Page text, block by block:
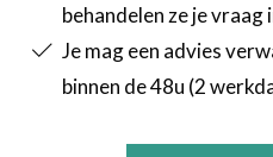
behandelen ze je
Je mag een advies
binnen de 48u (2